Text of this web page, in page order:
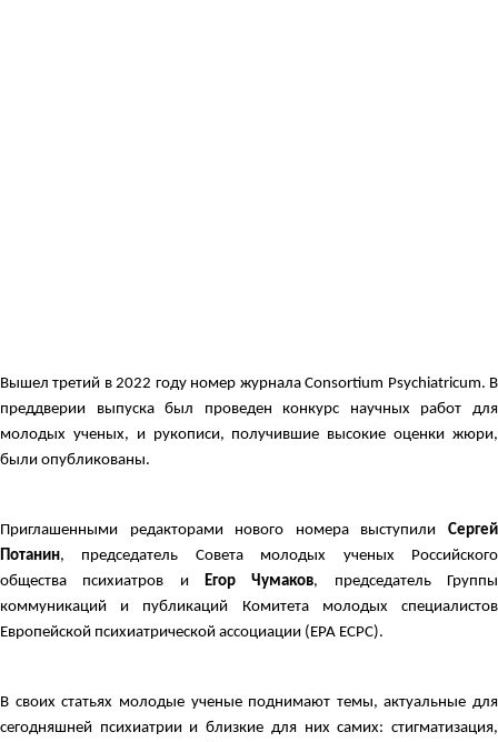
Вышел третий в 2022 году номер журнала Consortium Psychiatricum. В
преддверии выпуска был проведен конкурс научных работ для
молодых ученых, и рукописи, получившие высокие оценки жюри,
были опубликованы.
Приглашенными редакторами нового номера выступили Сергей
Потанин, председатель Совета молодых ученых Российского
общества психиатров и Егор Чумаков, председатель Группы
коммуникаций и публикаций Комитета молодых специалистов
Европейской психиатрической ассоциации (EPA ECPC).
В своих статьях молодые ученые поднимают темы, актуальные для
сегодняшней психиатрии и близкие для них самих: стигматизация,